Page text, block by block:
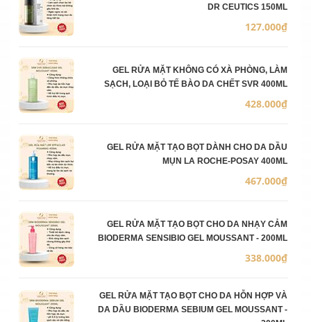
DR CEUTICS 150ML
127.000₫
GEL RỬA MẶT KHÔNG CÓ XÀ PHÒNG, LÀM
SẠCH, LOẠI BỎ TẾ BÀO DA CHẾT SVR 400ML
428.000₫
GEL RỬA MẶT TẠO BỌT DÀNH CHO DA DẦU
MỤN LA ROCHE-POSAY 400ML
467.000₫
GEL RỬA MẶT TẠO BỌT CHO DA NHẠY CẢM
BIODERMA SENSIBIO GEL MOUSSANT - 200ML
338.000₫
GEL RỬA MẶT TẠO BỌT CHO DA HỖN HỢP VÀ
DA DẦU BIODERMA SEBIUM GEL MOUSSANT -